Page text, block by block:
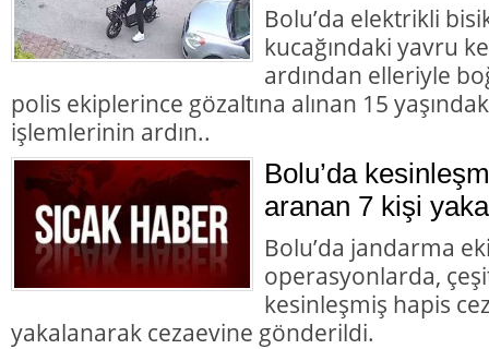
Bolu’da elektrikli
kucağındaki yavru
ardından elleriyle
polis ekiplerince gözaltına alınan 15
işlemlerinin ardın..
Bolu’da
aranan 7 kişi
Bolu’da jandarma
operasyonlarda,
kesinleşmiş hapis
yakalanarak cezaevine gönderildi.